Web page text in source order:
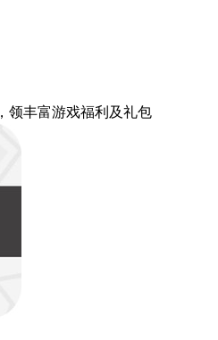
，领丰富游戏福利 及礼包